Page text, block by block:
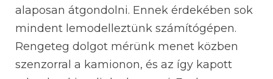
alaposan átgondolni. Ennek érdekében sok
mindent lemodelleztünk számítógépen.
Rengeteg dolgot mérünk menet közben
szenzorral a kamionon, és az így kapott